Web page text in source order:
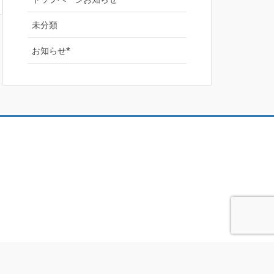
未分類
お知らせ*